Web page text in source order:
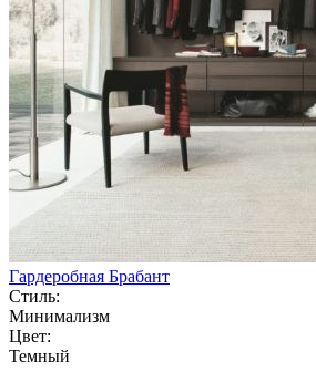
Гардеробная Брабант
Стиль:
Минимализм
Цвет:
Темный